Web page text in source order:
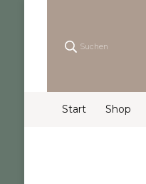
Suchen
Start Shop